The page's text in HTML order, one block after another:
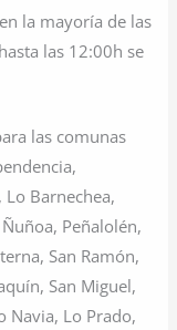
la mayoría de las
las 12:00h se
las comunas
Lo Barnechea,
Peñalolén,
San Ramón,
San Miguel,
Navia, Lo Prado,